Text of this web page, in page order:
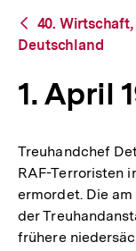
Zurück
zur
40.
Deutschland
1. April
Treuhandchef
RAF-Terroristen
ermordet. Die am
der
frühere